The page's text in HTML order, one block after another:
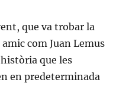
que va trobar la
com Juan Lemus
que les
en predeterminada